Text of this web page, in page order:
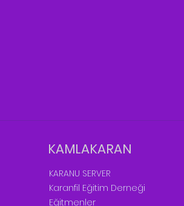
KAMLAKARAN
KARANU SERVER
Karanfil Eğitim Derneği
Eğitmenler